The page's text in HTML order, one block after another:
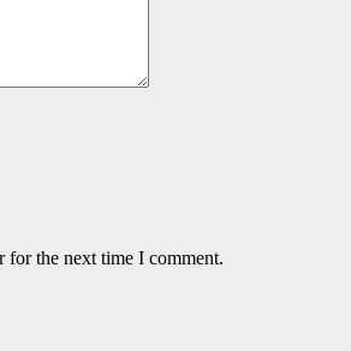
for the next time I comment.